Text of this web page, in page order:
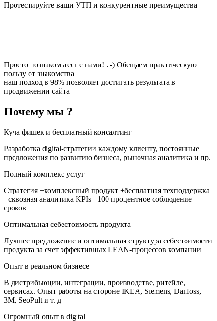
Протестируйте ваши УТП и конкурентные преимущества
Просто познакомьтесь с нами! : -) Обещаем практическую
пользу от знакомства
наш подход в 98% позволяет достигать результата в
продвижении сайта
Почему мы ?
Куча фишек и бесплатный консалтинг
Разработка digital-стратегии каждому клиенту, постоянные
предложения по развитию бизнеса, рыночная аналитика и пр.
Полный комплекс услуг
Стратегия +комплексный продукт +бесплатная техподдержка
+сквозная аналитика KPIs +100 процентное соблюдение
сроков
Оптимальная себестоимость продукта
Лучшее предложение и оптимальная структура себестоимости
продукта за счет эффективных LEAN-процессов компании
Опыт в реальном бизнесе
В дистрибьюции, интеграции, производстве, ритейле,
сервисах. Опыт работы на стороне IKEA, Siemens, Danfoss,
3M, SeoPult и т. д.
Огромный опыт в digital